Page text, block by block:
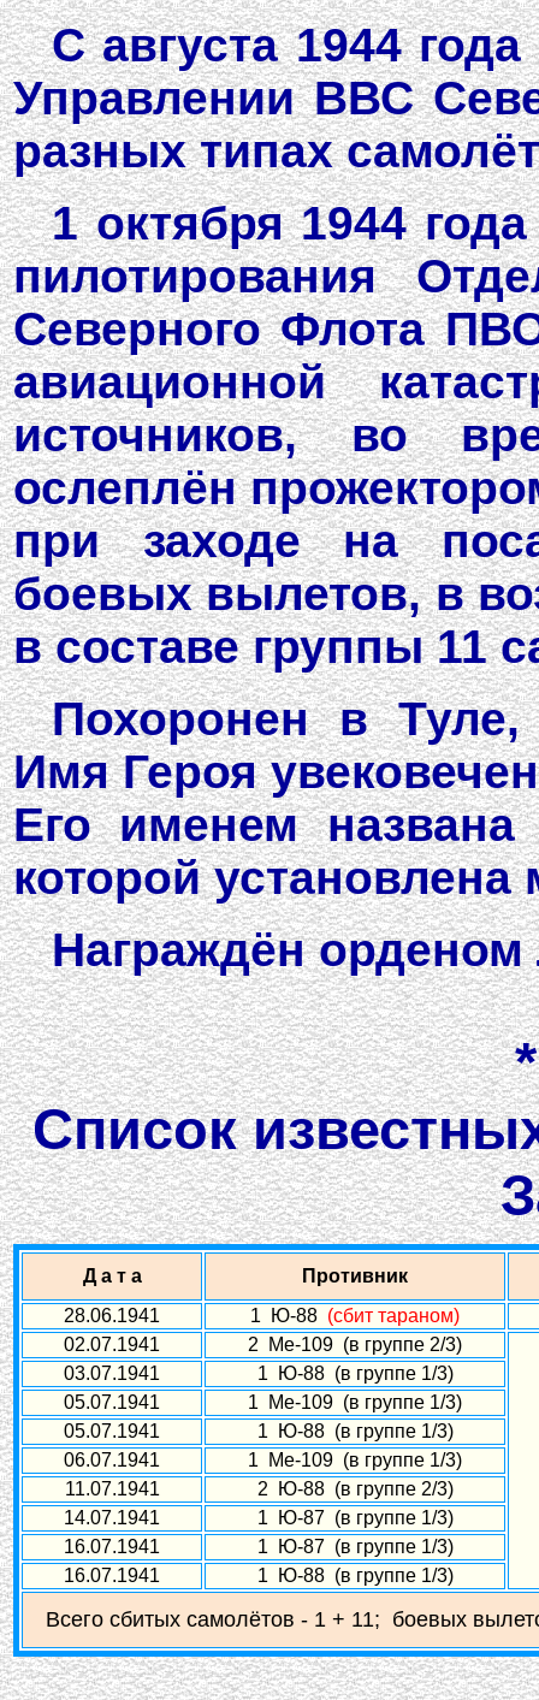
С августа 1944
Управлении ВВС
разных типах
1 октября 1944
пилотирования
Северного Флота
авиационной
источников, во
ослеплён
при заходе на
боевых вылетов, в
в составе группы 11
Похоронен в Туле,
Имя Героя
Его именем
которой
Награждён орденом
Список
Д а т а
Противник
28.06.1941
1 Ю-88 (сбит тараном)
02.07.1941
2 Ме-109 (в группе 2/3)
03.07.1941
1 Ю-88 (в группе 1/3)
05.07.1941
1 Ме-109 (в группе 1/3)
05.07.1941
1 Ю-88 (в группе 1/3)
06.07.1941
1 Ме-109 (в группе 1/3)
11.07.1941
2 Ю-88 (в группе 2/3)
14.07.1941
1 Ю-87 (в группе 1/3)
16.07.1941
1 Ю-87 (в группе 1/3)
16.07.1941
1 Ю-88 (в группе 1/3)
Всего сбитых самолётов - 1 + 11; боевых